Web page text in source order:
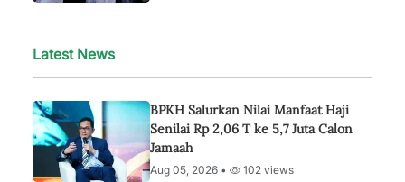
Latest News
BPKH Salurkan Nilai Manfaat Haji
Senilai Rp 2,06 T ke 5,7 Juta Calon
Jamaah
Aug 05, 2026 • 102 views